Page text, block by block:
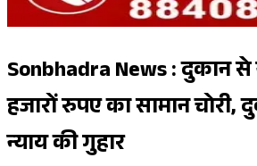
Sonbhadra News : दुकान
हजारों रुपए का सामान चोरी,
न्याय की गुहार